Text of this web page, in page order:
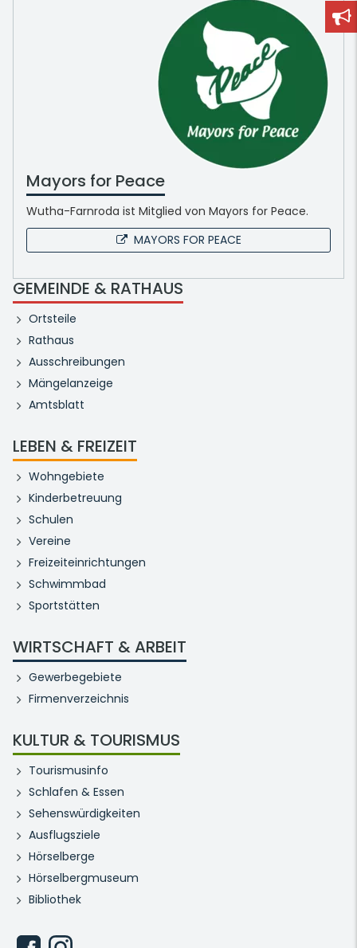
Mayors for Peace
Wutha-Farnroda ist Mitglied von Mayors for Peace.
MAYORS FOR PEACE
GEMEINDE & RATHAUS
Ortsteile
Rathaus
Ausschreibungen
Mängelanzeige
Amtsblatt
LEBEN & FREIZEIT
Wohngebiete
Kinderbetreuung
Schulen
Vereine
Freizeiteinrichtungen
Schwimmbad
Sportstätten
WIRTSCHAFT & ARBEIT
Gewerbegebiete
Firmenverzeichnis
KULTUR & TOURISMUS
Tourismusinfo
Schlafen & Essen
Sehenswürdigkeiten
Ausflugsziele
Hörselberge
Hörselbergmuseum
Bibliothek